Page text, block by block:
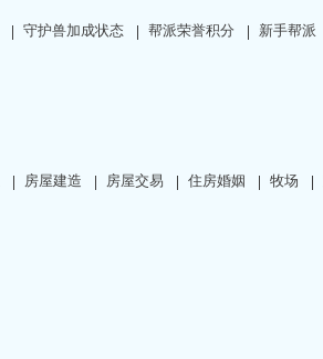
守护兽加成状态 帮派荣誉积分 新手帮派
房屋建造 房屋交易 住房婚姻 牧场